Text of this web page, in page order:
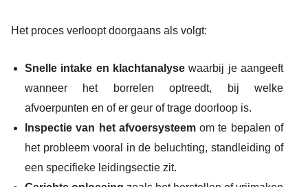
Het proces verloopt doorgaans als volgt:
Snelle intake en klachtanalyse waarbij je aangeeft
wanneer het borrelen optreedt, bij welke
afvoerpunten en of er geur of trage doorloop is.
Inspectie van het afvoersysteemom te bepalen of
het probleem vooral in de beluchting, standleiding of
een specifieke leidingsectie zit.